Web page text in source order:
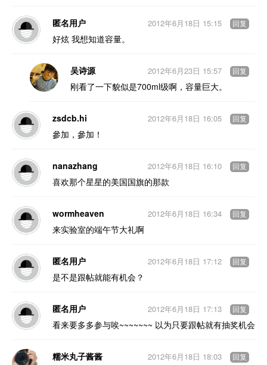
匿名用户
好炫 我想知道容量。
2012年6月18日 15:15 回复
吴诗源
刚看了一下貌似是700ml级啊，容量巨大。
2012年6月23日 15:57 回复
zsdcb.hi
參加，參加！
2012年6月18日 16:05 回复
nanazhang
喜欢那个星星的美国国旗的那款
2012年6月18日 16:10 回复
wormheaven
来实验室的端午节大礼啊
2012年6月18日 16:34 回复
匿名用户
是不是跟帖就能有机会？
2012年6月18日 17:12 回复
匿名用户
看来要多多参与唉~~~~~~~ 以为只要跟帖就有抽奖机会
2012年6月18日 17:13 回复
糯米丸子酱酱
2012年6月18日 18:03 回复